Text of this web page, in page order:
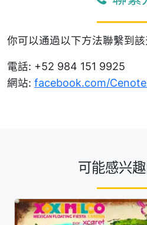
你可以通過以下方法聯繫到該
電話: +52 984 151 9925
網站: facebook.com/
可能感兴